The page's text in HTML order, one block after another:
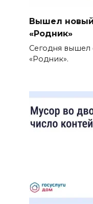
Вышел новый
«Родник»
Сегодня вышел
«Родник».